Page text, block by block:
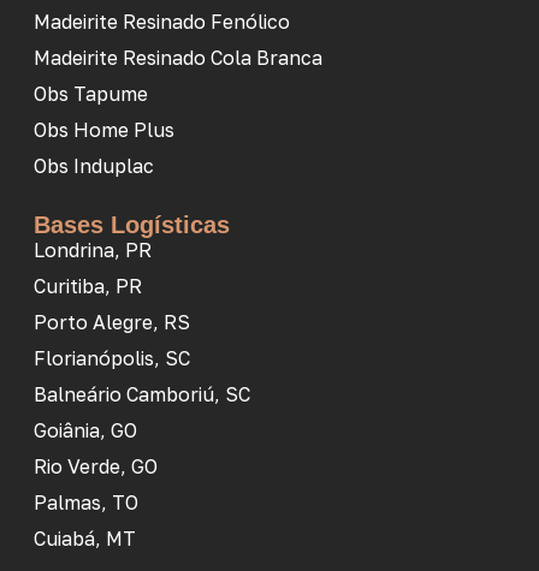
Madeirite Resinado Fenólico
Madeirite Resinado Cola Branca
Obs Tapume
Obs Home Plus
Obs Induplac
Bases Logísticas
Londrina, PR
Curitiba, PR
Porto Alegre, RS
Florianópolis, SC
Balneário Camboriú, SC
Goiânia, GO
Rio Verde, GO
Palmas, TO
Cuiabá, MT